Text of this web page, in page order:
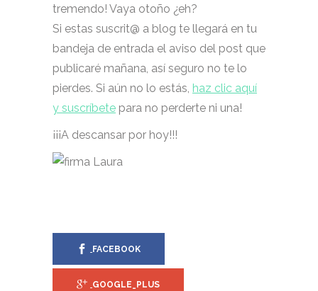
tremendo! Vaya otoño ¿eh?
Si estas suscrit@ a blog te llegará en tu
bandeja de entrada el aviso del post que
publicaré mañana, así seguro no te lo
pierdes. Si aún no lo estás, haz clic aquí
y suscríbete para no perderte ni una!
¡¡¡A descansar por hoy!!!
FACEBOOK
GOOGLE_PLUS